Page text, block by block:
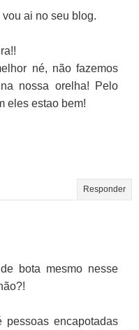
ai no seu blog.
né, não fazemos
nossa orelha! Pelo
eles estao bem!
Responder
bota mesmo nesse
encapotadas